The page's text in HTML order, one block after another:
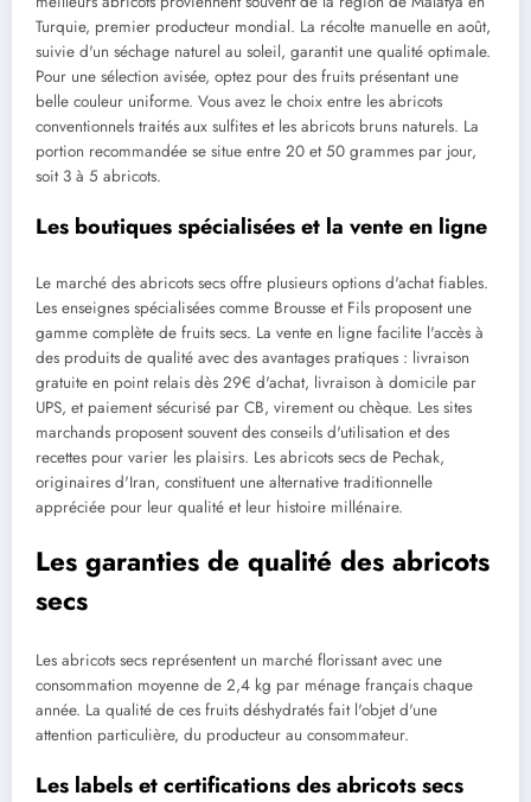
Turquie, premier producteur mondial. La récolte manuelle en août,
suivie d'un séchage naturel au soleil, garantit une qualité optimale.
Pour une sélection avisée, optez pour des fruits présentant une
belle couleur uniforme. Vous avez le choix entre les abricots
conventionnels traités aux sulfites et les abricots bruns naturels. La
portion recommandée se situe entre 20 et 50 grammes par jour,
soit 3 à 5 abricots.
Les boutiques spécialisées et la vente en ligne
Le marché des abricots secs offre plusieurs options d'achat fiables.
Les enseignes spécialisées comme Brousse et Fils proposent une
gamme complète de fruits secs. La vente en ligne facilite l'accès à
des produits de qualité avec des avantages pratiques : livraison
gratuite en point relais dès 29€ d'achat, livraison à domicile par
UPS, et paiement sécurisé par CB, virement ou chèque. Les sites
marchands proposent souvent des conseils d'utilisation et des
recettes pour varier les plaisirs. Les abricots secs de Pechak,
originaires d'Iran, constituent une alternative traditionnelle
appréciée pour leur qualité et leur histoire millénaire.
Les garanties de qualité des abricots
secs
Les abricots secs représentent un marché florissant avec une
consommation moyenne de 2,4 kg par ménage français chaque
année. La qualité de ces fruits déshydratés fait l'objet d'une
attention particulière, du producteur au consommateur.
Les labels et certifications des abricots secs